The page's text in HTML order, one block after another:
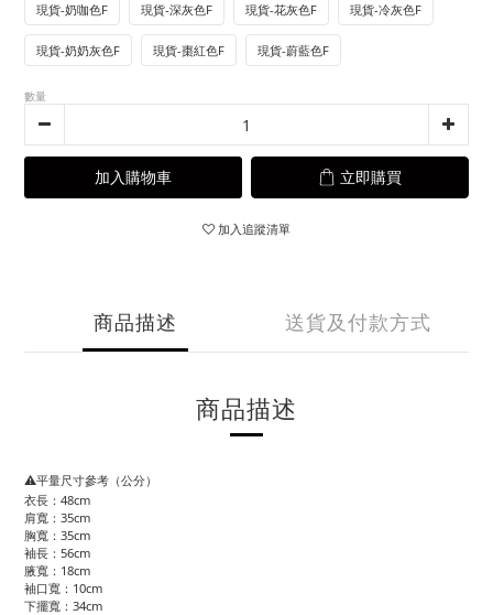
現貨-奶咖色F 現貨-深灰色F 現貨-花灰色F 現貨-冷灰色F
現貨-奶奶灰色F 現貨-棗紅色F 現貨-蔚藍色F
數量
加入購物車 立即購買
加入追蹤清單
商品描述 送貨及付款方式
商品描述
⚠️平量尺寸參考（公分）
衣長：48cm
肩寬：35cm
胸寬：35cm
袖長：56cm
腋寬：18cm
袖口寬：10cm
下擺寬：34cm